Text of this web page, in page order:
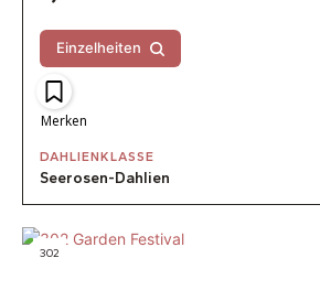
Einzelheiten
Merken
DAHLIENKLASSE
Seerosen-Dahlien
302